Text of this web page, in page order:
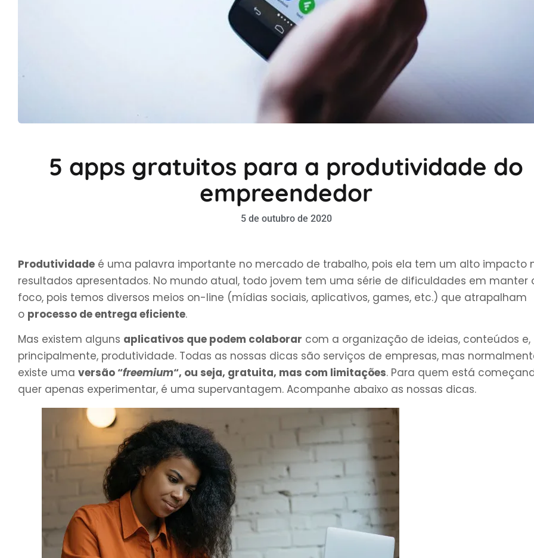
5 apps gratuitos para a produtividade do
empreendedor
5 de outubro de 2020
Produtividade é uma palavra importante no mercado de trabalho, pois ela tem um alto impacto
resultados apresentados. No mundo atual, todo jovem tem uma série de dificuldades em manter
foco, pois temos diversos meios on-line (mídias sociais, aplicativos, games, etc.) que atrapalham
o processo de entrega eficiente.
Mas existem alguns aplicativos que podem colaborar com a organização de ideias, conteúdos e,
principalmente, produtividade. Todas as nossas dicas são serviços de empresas, mas
existe uma versão “freemium“, ou seja, gratuita, mas com limitações. Para quem está
quer apenas experimentar, é uma supervantagem. Acompanhe abaixo as nossas dicas.